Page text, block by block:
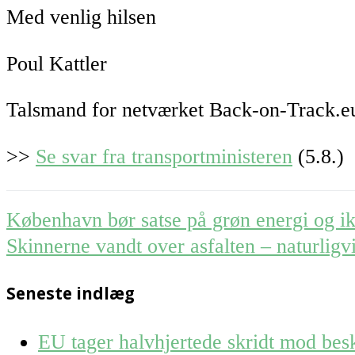
Med venlig hilsen
Poul Kattler
Talsmand for netværket Back-on-
>> Se svar fra transportministeren (5.8.)
Post
navigation
København bør satse på grøn energi og
Skinnerne vandt over asfalten –
Seneste indlæg
EU tager halvhjertede skridt mod